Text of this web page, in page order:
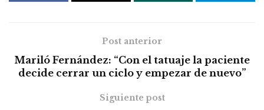
Post anterior
Mariló Fernández: “Con el tatuaje la paciente
decide cerrar un ciclo y empezar de nuevo”
Siguiente post